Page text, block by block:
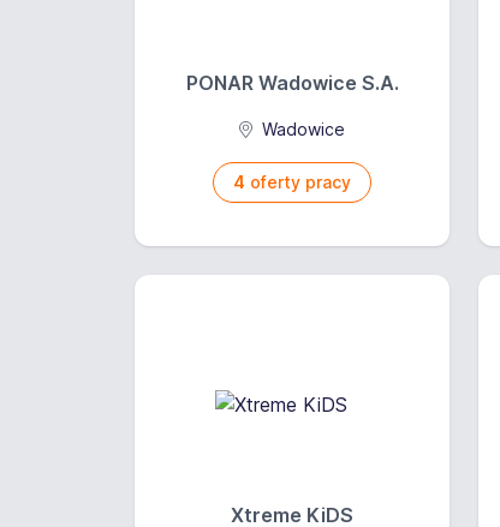
PONAR Wadowice S.A.
Wadowice
4 oferty pracy
Xtreme KiDS